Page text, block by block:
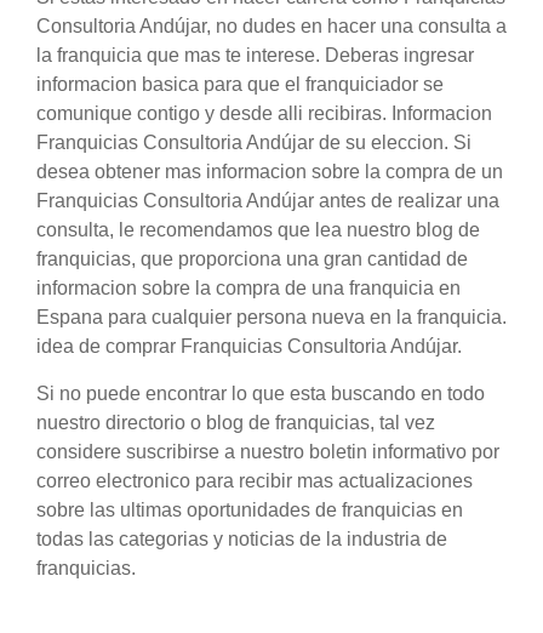
Consultoria Andújar, no dudes en hacer una consulta a
la franquicia que mas te interese. Deberas ingresar
informacion basica para que el franquiciador se
comunique contigo y desde alli recibiras. Informacion
Franquicias Consultoria Andújar de su eleccion. Si
desea obtener mas informacion sobre la compra de un
Franquicias Consultoria Andújar antes de realizar una
consulta, le recomendamos que lea nuestro blog de
franquicias, que proporciona una gran cantidad de
informacion sobre la compra de una franquicia en
Espana para cualquier persona nueva en la franquicia.
idea de comprar Franquicias Consultoria Andújar.
Si no puede encontrar lo que esta buscando en todo
nuestro directorio o blog de franquicias, tal vez
considere suscribirse a nuestro boletin informativo por
correo electronico para recibir mas actualizaciones
sobre las ultimas oportunidades de franquicias en
todas las categorias y noticias de la industria de
franquicias.